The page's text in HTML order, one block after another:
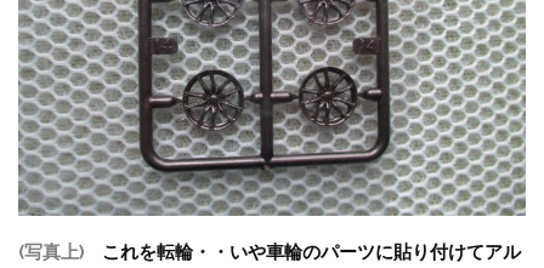
(写真上)
これを転輪・・いや車輪のパーツに貼り付けてアル